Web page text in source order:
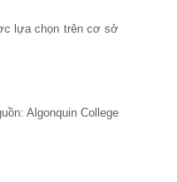
lựa chọn trên cơ sở
Algonquin College